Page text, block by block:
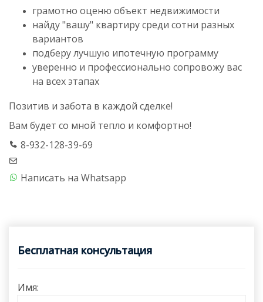
грамотно оценю объект недвижимости
найду "вашу" квартиру среди сотни разных
вариантов
подберу лучшую ипотечную программу
уверенно и профессионально сопровожу вас
на всех этапах
Позитив и забота в каждой сделке!
Вам будет со мной тепло и комфортно!
8-932-128-39-69
Написать на Whatsapp
Бесплатная консультация
Имя: